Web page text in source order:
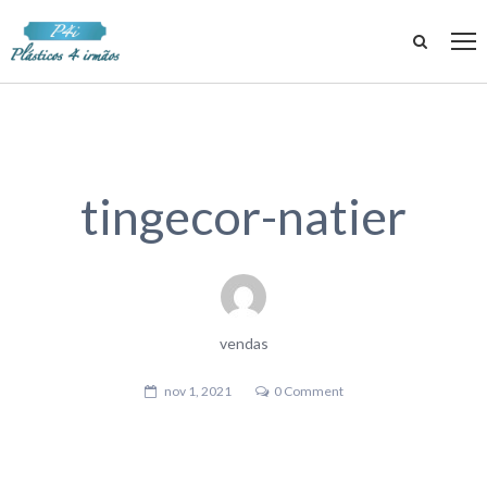
tingecor-natier
vendas
nov 1, 2021 0 Comment